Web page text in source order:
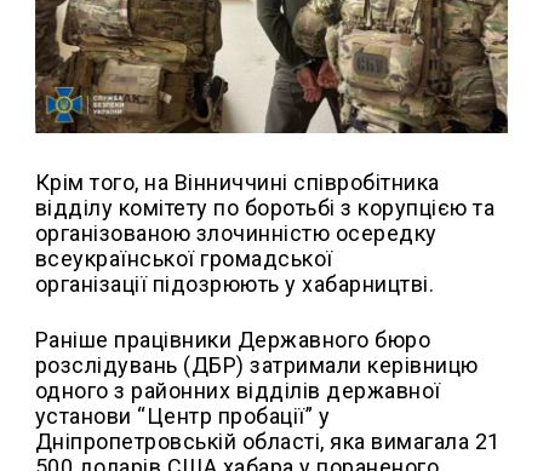
Крім того, на Вінниччині співробітника
відділу комітету по боротьбі з корупцією та
організованою злочинністю осередку
всеукраїнської громадської
організації підозрюють у хабарництві.
Раніше працівники Державного бюро
розслідувань (ДБР) затримали керівницю
одного з районних відділів державної
установи “Центр пробації” у
Дніпропетровській області, яка вимагала 21